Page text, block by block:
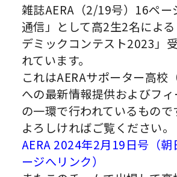
雑誌AERA（2/19号）16ペー
通信」として高2生2名によ
デミックコンテスト2023」
れています。
これはAERAサポーター高校
への最新情報提供およびフィ
の一環で行われているもので
よろしければご覧ください。
AERA 2024年2月19日号（朝
ージへリンク）